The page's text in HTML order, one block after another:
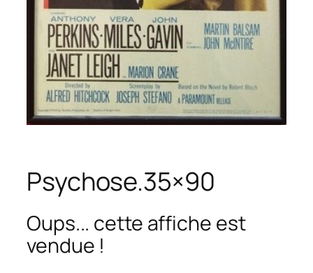
Psychose.35×90
Oups... cette affiche est
vendue !